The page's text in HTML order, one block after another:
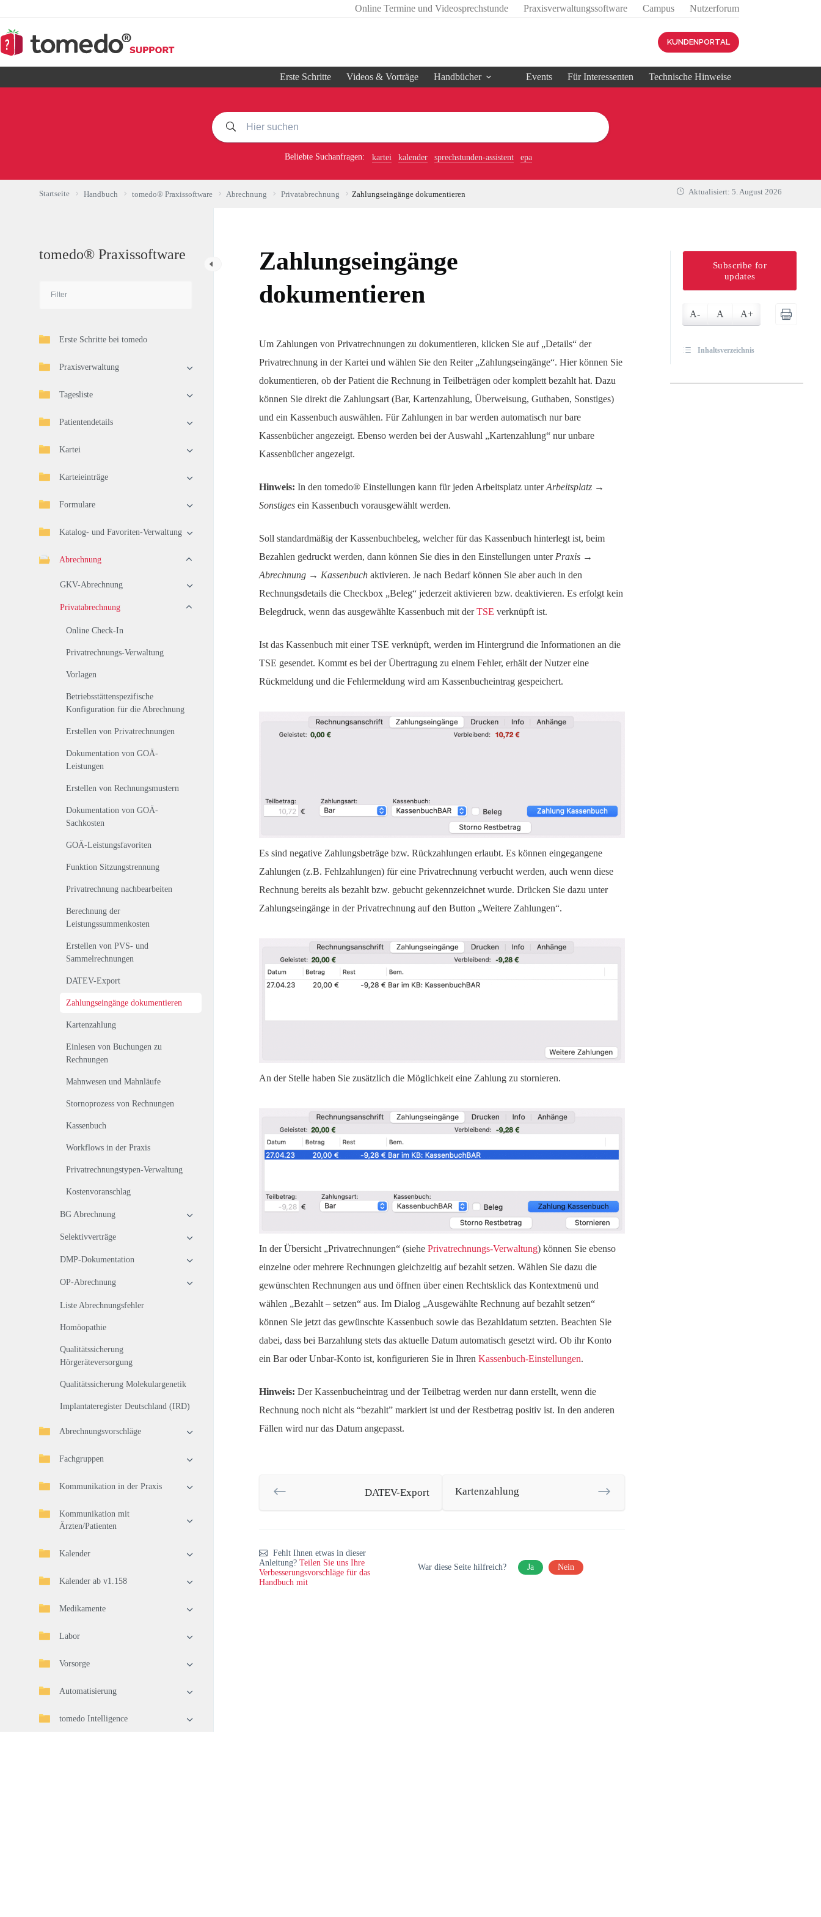
springen
Online Termine und Videosprechstunde Praxisverwaltungssoftware Campus Nutzerforum
KUNDENPORTAL
Erste Schritte Videos & Vorträge Handbücher Events Für Interessenten Technische Hinweise
Beliebte Suchanfragen: kartei kalender sprechstunden-assistent epa
Startseite Handbuch tomedo® Praxissoftware Abrechnung Privatabrechnung Zahlungseingänge dokumentieren Aktualisiert: 5. August 2026
tomedo® Praxissoftware
Erste Schritte bei tomedo
Praxisverwaltung
Tagesliste
Patientendetails
Kartei
Karteieinträge
Formulare
Katalog- und Favoriten-Verwaltung
Abrechnung
GKV-Abrechnung
Privatabrechnung
Online Check-In
Privatrechnungs-Verwaltung
Vorlagen
Betriebsstättenspezifische
Konfiguration für die Abrechnung
Erstellen von Privatrechnungen
Dokumentation von GOÄ-
Leistungen
Erstellen von Rechnungsmustern
Dokumentation von GOÄ-
Sachkosten
GOÄ-Leistungsfavoriten
Funktion Sitzungstrennung
Privatrechnung nachbearbeiten
Berechnung der
Leistungssummenkosten
Erstellen von PVS- und
Sammelrechnungen
DATEV-Export
Zahlungseingänge dokumentieren
Kartenzahlung
Einlesen von Buchungen zu
Rechnungen
Mahnwesen und Mahnläufe
Stornoprozess von Rechnungen
Kassenbuch
Workflows in der Praxis
Privatrechnungstypen-Verwaltung
Kostenvoranschlag
BG Abrechnung
Selektivverträge
DMP-Dokumentation
OP-Abrechnung
Liste Abrechnungsfehler
Homöopathie
Qualitätssicherung
Hörgeräteversorgung
Qualitätssicherung Molekulargenetik
Implantateregister Deutschland (IRD)
Abrechnungsvorschläge
Fachgruppen
Kommunikation in der Praxis
Kommunikation mit
Ärzten/Patienten
Kalender
Kalender ab v1.158
Medikamente
Labor
Vorsorge
Automatisierung
tomedo Intelligence
Zahlungseingänge
dokumentieren
Um Zahlungen von Privatrechnungen zu dokumentieren, klicken Sie auf „Details“ der
Privatrechnung in der Kartei und wählen Sie den Reiter „Zahlungseingänge“. Hier können Sie
dokumentieren, ob der Patient die Rechnung in Teilbeträgen oder komplett bezahlt hat. Dazu
können Sie direkt die Zahlungsart (Bar, Kartenzahlung, Überweisung, Guthaben, Sonstiges)
und ein Kassenbuch auswählen. Für Zahlungen in bar werden automatisch nur bare
Kassenbücher angezeigt. Ebenso werden bei der Auswahl „Kartenzahlung“ nur unbare
Kassenbücher angezeigt.
Hinweis: In den tomedo® Einstellungen kann für jeden Arbeitsplatz unterArbeitsplatz →
Sonstigesein Kassenbuch vorausgewählt werden.
Soll standardmäßig der Kassenbuchbeleg, welcher für das Kassenbuch hinterlegt ist, beim
Bezahlen gedruckt werden, dann können Sie dies in den Einstellungen unter Praxis →
Abrechnung → Kassenbuchaktivieren. Je nach Bedarf können Sie aber auch in den
Rechnungsdetails die Checkbox „Beleg“ jederzeit aktivieren bzw. deaktivieren. Es erfolgt kein
Belegdruck, wenn das ausgewählte Kassenbuch mit derTSE verknüpft ist.
Ist das Kassenbuch mit einer TSE verknüpft, werden im Hintergrund die Informationen an die
TSE gesendet. Kommt es bei der Übertragung zu einem Fehler, erhält der Nutzer eine
Rückmeldung und die Fehlermeldung wird am Kassenbucheintrag gespeichert.
Es sind negative Zahlungsbeträge bzw. Rückzahlungen erlaubt. Es können eingegangene
Zahlungen (z.B. Fehlzahlungen) für eine Privatrechnung verbucht werden, auch wenn diese
Rechnung bereits als bezahlt bzw. gebucht gekennzeichnet wurde. Drücken Sie dazu unter
Zahlungseingänge in der Privatrechnung auf den Button „Weitere Zahlungen“.
An der Stelle haben Sie zusätzlich die Möglichkeit eine Zahlung zu stornieren.
In der Übersicht „Privatrechnungen“ (siehe Privatrechnungs-Verwaltung) können Sie ebenso
einzelne oder mehrere Rechnungen gleichzeitig auf bezahlt setzen. Wählen Sie dazu die
gewünschten Rechnungen aus und öffnen über einen Rechtsklick das Kontextmenü und
wählen „Bezahlt – setzen“ aus. Im Dialog „Ausgewählte Rechnung auf bezahlt setzen“
können Sie jetzt das gewünschte Kassenbuch sowie das Bezahldatum setzten. Beachten Sie
dabei, dass bei Barzahlung stets das aktuelle Datum automatisch gesetzt wird. Ob ihr Konto
ein Bar oder Unbar-Konto ist, konfigurieren Sie in Ihren Kassenbuch-Einstellungen.
Hinweis: Der Kassenbucheintrag und der Teilbetrag werden nur dann erstellt, wenn die
Rechnung noch nicht als “bezahlt” markiert ist und der Restbetrag positiv ist. In den anderen
Fällen wird nur das Datum angepasst.
DATEV-Export Kartenzahlung
Fehlt Ihnen etwas in dieser
Anleitung? Teilen Sie uns Ihre
Verbesserungsvorschläge für das
Handbuch mit
War diese Seite hilfreich? Ja Nein
Subscribe for
updates
A- A A+
Inhaltsverzeichnis